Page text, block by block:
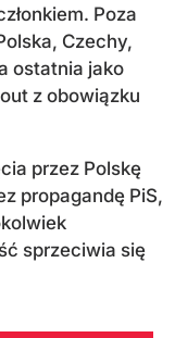
Poza
Czechy,
ostatnia jako
z obowiązku
przez Polskę
propagandę PiS,
sprzeciwia się